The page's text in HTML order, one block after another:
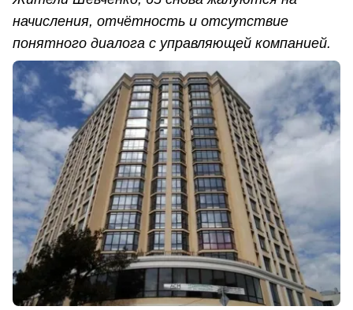
начисления, отчётность и отсутствие
понятного диалога с управляющей компанией.